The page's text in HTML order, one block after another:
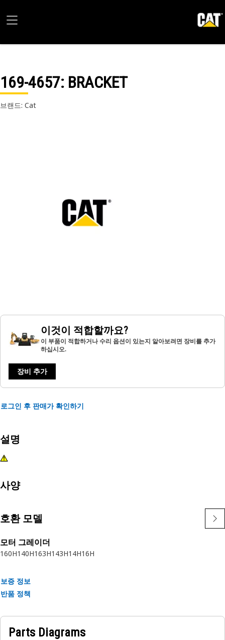
169-4657: BRACKET
브랜드: Cat
이것이 적합할까요?
이 부품이 적합하거나 수리 옵션이 있는지 알아보려면 장비를 추가
하십시오.
장비 추가
로그인 후 판매가 확인하기
설명
사양
호환 모델
모터 그레이더
160H140H163H143H14H16H
보증 정보
반품 정책
Parts Diagrams